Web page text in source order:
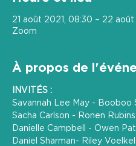
21 août 2021, 08:30 – 22 août
Zoom
À propos de
INVITÉS :
Savannah Lee May -
Sacha Carlson - Ronen
Danielle Campbell - Owen
Daniel Sharman- Riley